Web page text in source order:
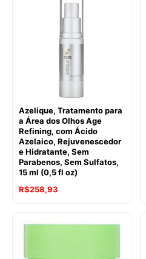
Azelique, Tratamento para
a Área dos Olhos Age
Refining, com Ácido
Azelaico, Rejuvenescedor
e Hidratante, Sem
Parabenos, Sem Sulfatos,
15 ml (0,5 fl oz)
R$258,93